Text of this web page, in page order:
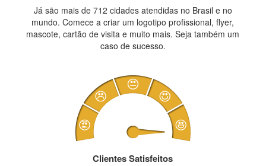
Já são mais de 712 cidades atendidas no Brasil e no
mundo. Comece a criar um logotipo profissional, flyer,
mascote, cartão de visita e muito mais. Seja também um
caso de sucesso.
Clientes Satisfeitos